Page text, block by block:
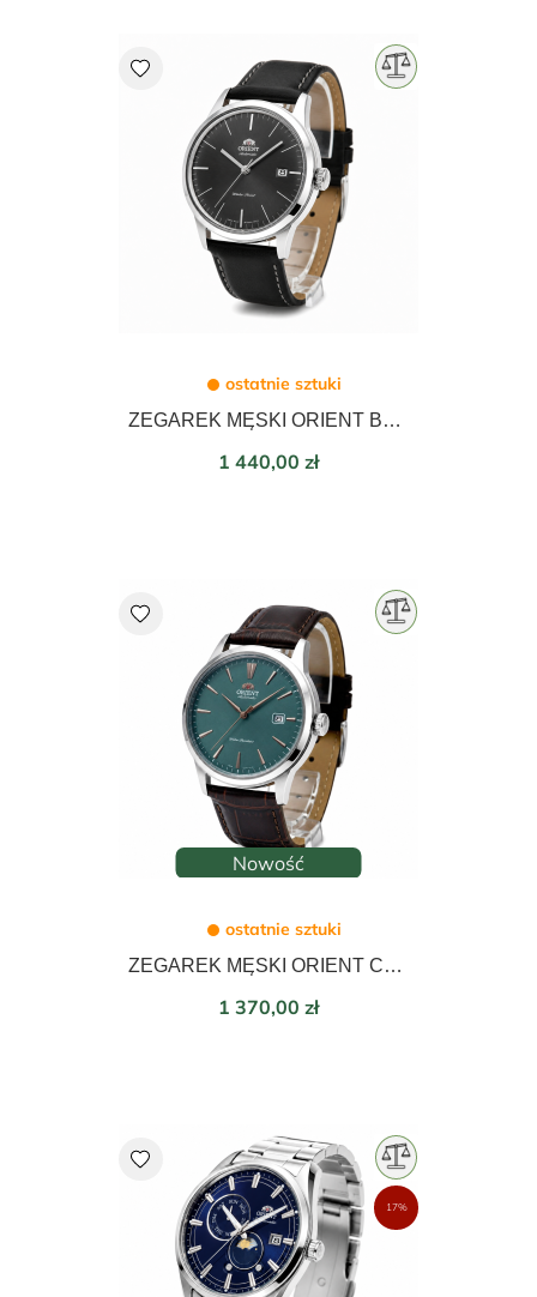
ostatnie sztuki
ZEGAREK MĘSKI ORIENT BAMBINO AUTOMATIC 40,5mm TAC0000CA0
Cena
1 440,00 zł
favorite
Nowość
ostatnie sztuki
ZEGAREK MĘSKI ORIENT CONTEMPORARY AUTOMATIC 42mm RA-AC0F13E30B
Cena
1 370,00 zł
favorite
favorite
17%